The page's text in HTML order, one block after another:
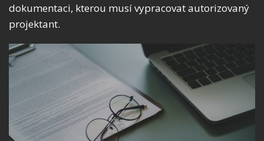
dokumentaci, kterou musí vypracovat autorizovaný
projektant.